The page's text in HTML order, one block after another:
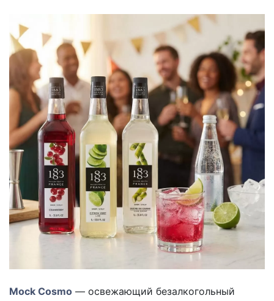
Mock Cosmo — освежающий безалкогольный